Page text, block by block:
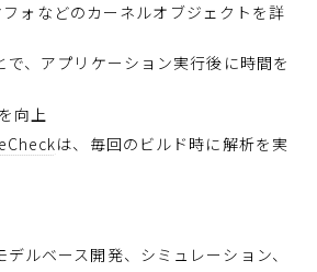
ォなどのカーネルオブジェクトを詳
、アプリケーション実行後に時間を
向上
eCheckは、毎回のビルド時に解析を実
ルベース開発、シミュレーション、